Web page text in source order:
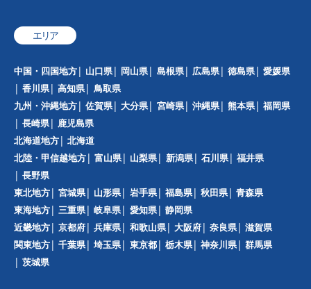
エリア
中国・四国地方 山口県 岡山県 島根県 広島県 徳島県
愛媛県
香川県
高知県
鳥取県
九州・沖縄地方
佐賀県 大分県 宮崎県 沖縄県 熊本県
福岡県
長崎県
鹿児島県
北海道地方
北海道
北陸・甲信越地方
富山県 山梨県 新潟県 石川県
福井県
長野県
東北地方
宮城県 山形県 岩手県 福島県 秋田県
青森県
東海地方
三重県 岐阜県 愛知県
静岡県
近畿地方
京都府 兵庫県 和歌山県 大阪府 奈良県
滋賀県
関東地方
千葉県 埼玉県 東京都 栃木県 神奈川県
群馬県
茨城県